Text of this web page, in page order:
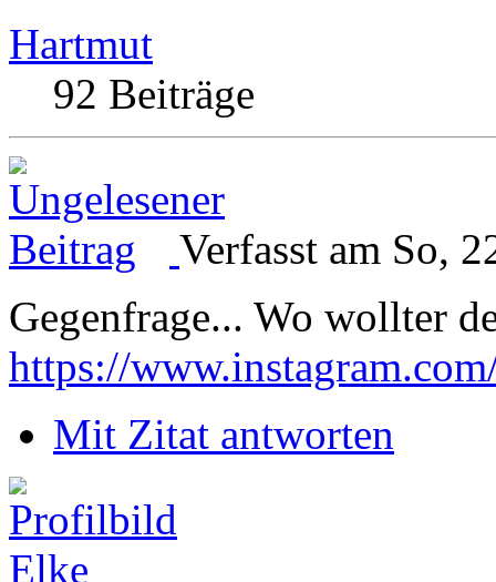
Hartmut
92 Beiträge
Verfasst am So,
Gegenfrage... Wo wollter
https://
Mit Zitat antworten
Elke